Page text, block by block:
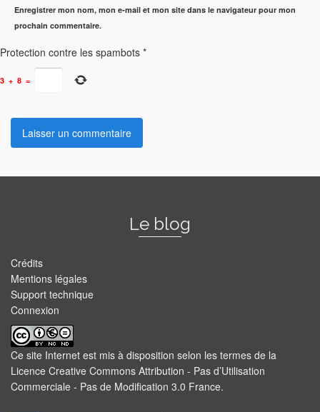
Enregistrer mon nom, mon e-mail et mon site dans le navigateur pour mon
prochain commentaire.
Protection contre les spambots *
3 + 8 =
Le blog
Crédits
Mentions légales
Support technique
Connexion
Ce site Internet est mis à disposition selon les termes de la
Licence Creative Commons Attribution - Pas d’Utilisation
Commerciale - Pas de Modification 3.0 France.